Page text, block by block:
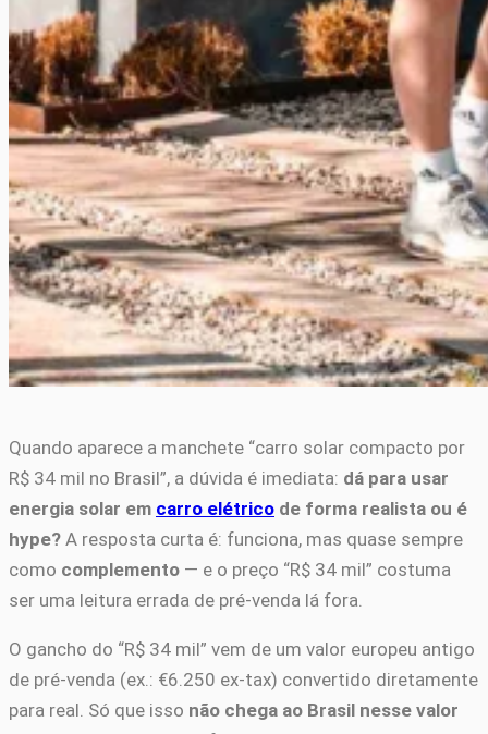
Quando aparece a manchete “carro solar compacto por
R$ 34 mil no Brasil”, a dúvida é imediata: dá para usar
energia solar em carro elétrico de forma realista ou é
hype? A resposta curta é: funciona, mas quase sempre
como complemento — e o preço “R$ 34 mil” costuma
ser uma leitura errada de pré-venda lá fora.
O gancho do “R$ 34 mil” vem de um valor europeu antigo
de pré-venda (ex.: €6.250 ex-tax) convertido diretamente
para real. Só que isso não chega ao Brasil nesse valor